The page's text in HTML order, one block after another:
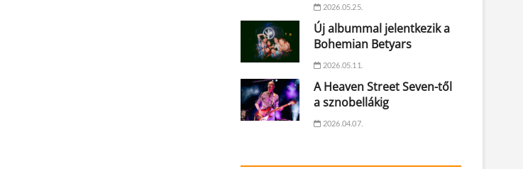
2026.05.25.
Új albummal jelentkezik a
Bohemian Betyars
2026.05.11.
A Heaven Street Seven-től
a sznobellákig
2026.04.07.